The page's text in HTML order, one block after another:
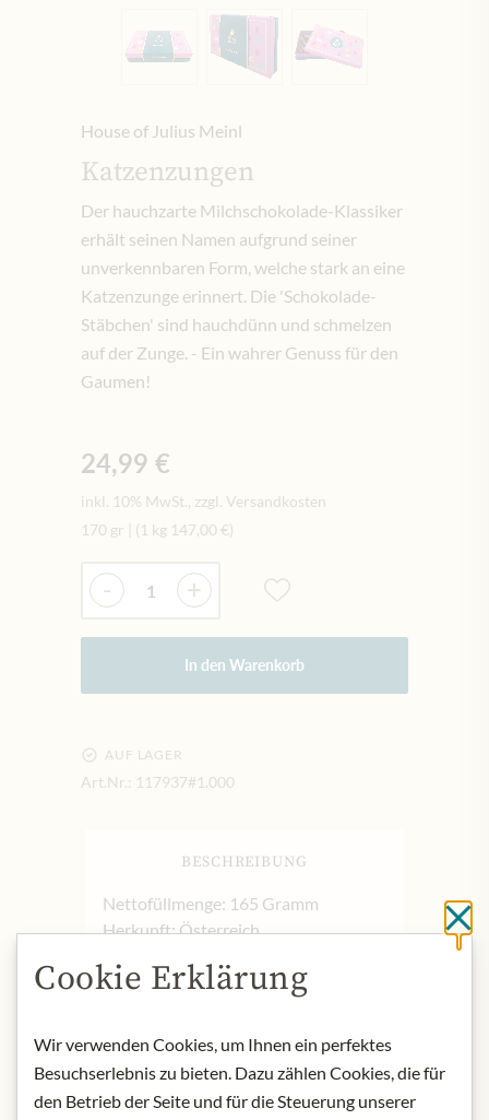
House of Julius Meinl
Katzenzungen
Der hauchzarte Milchschokolade-Klassiker
erhält seinen Namen aufgrund seiner
unverkennbaren Form, welche stark an eine
Katzenzunge erinnert. Die 'Schokolade-
Stäbchen' sind hauchdünn und schmelzen
auf der Zunge. - Ein wahrer Genuss für den
Gaumen!
24,99 €
inkl. 10% MwSt., zzgl. Versandkosten
170 gr
(1 kg 147,00 €)
Menge
- +
In den Warenkorb
AUF LAGER
Art.Nr.: 117937#1.000
BESCHREIBUNG
Nettofüllmenge: 165 Gramm
Herkunft: Österreich
lagern.
Graben 19, 1010 Wien, Österreich.
* Wir bitten um Verständnis, dass das
Produktdesign von der Abbildung
Cookie Erklärung
Wir verwenden Cookies, um Ihnen ein perfektes
Besuchserlebnis zu bieten. Dazu zählen Cookies, die für
den Betrieb der Seite und für die Steuerung unserer